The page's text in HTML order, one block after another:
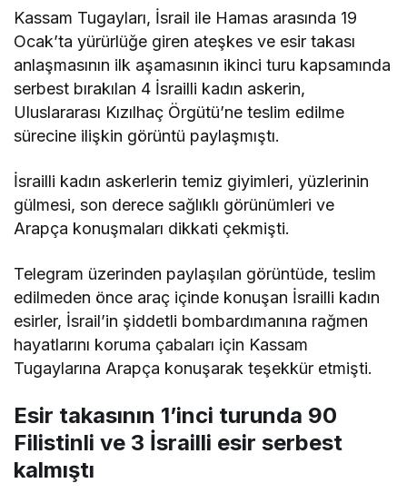
Kassam Tugayları, İsrail ile Hamas arasında 19
Ocak’ta yürürlüğe giren ateşkes ve esir takası
anlaşmasının ilk aşamasının ikinci turu kapsamında
serbest bırakılan 4 İsrailli kadın askerin,
Uluslararası Kızılhaç Örgütü’ne teslim edilme
sürecine ilişkin görüntü paylaşmıştı.
İsrailli kadın askerlerin temiz giyimleri, yüzlerinin
gülmesi, son derece sağlıklı görünümleri ve
Arapça konuşmaları dikkati çekmişti.
Telegram üzerinden paylaşılan görüntüde, teslim
edilmeden önce araç içinde konuşan İsrailli kadın
esirler, İsrail’in şiddetli bombardımanına rağmen
hayatlarını koruma çabaları için Kassam
Tugaylarına Arapça konuşarak teşekkür etmişti.
Esir takasının 1’inci turunda 90
Filistinli ve 3 İsrailli esir serbest
kalmıştı